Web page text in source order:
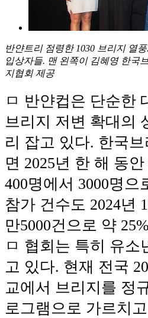
반얀트리 점령한 1030 브리지 열
입상자들. 맨 왼쪽이 김혜영 한국
지협회 제공
ㅁ 반얀컵은 단순한
브리지 저변 확대의
리 잡고 있다. 한국
면 2025년 한 해 동
400명에서 3000명으
참가 건수도 2024년
만5000건으로 약
ㅁ 협회는 특히 유소
고 있다. 현재 전국
교에서 브리지를 정
로그램으로 가르치